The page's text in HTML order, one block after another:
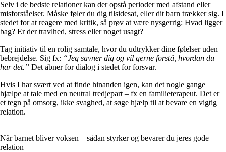
Selv i de bedste relationer kan der opstå perioder med afstand eller
misforståelser. Måske føler du dig tilsidesat, eller dit barn trækker sig. I
stedet for at reagere med kritik, så prøv at være nysgerrig: Hvad ligger
bag? Er der travlhed, stress eller noget usagt?
Tag initiativ til en rolig samtale, hvor du udtrykker dine følelser uden
bebrejdelse. Sig fx: “Jeg savner dig og vil gerne forstå, hvordan du
har det.” Det åbner for dialog i stedet for forsvar.
Hvis I har svært ved at finde hinanden igen, kan det nogle gange
hjælpe at tale med en neutral tredjepart – fx en familieterapeut. Det er
et tegn på omsorg, ikke svaghed, at søge hjælp til at bevare en vigtig
relation.
Når barnet bliver voksen – sådan styrker og bevarer du jeres gode
relation